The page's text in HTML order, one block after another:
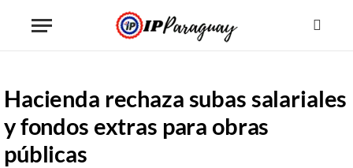
Hacienda rechaza subas salariales
y fondos extras para obras
públicas